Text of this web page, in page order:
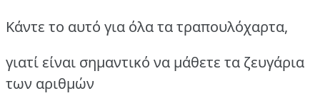
Κάντε το αυτό για όλα τα τραπουλόχαρτα,
γιατί είναι σημαντικό να μάθετε τα ζευγάρια
των αριθμών